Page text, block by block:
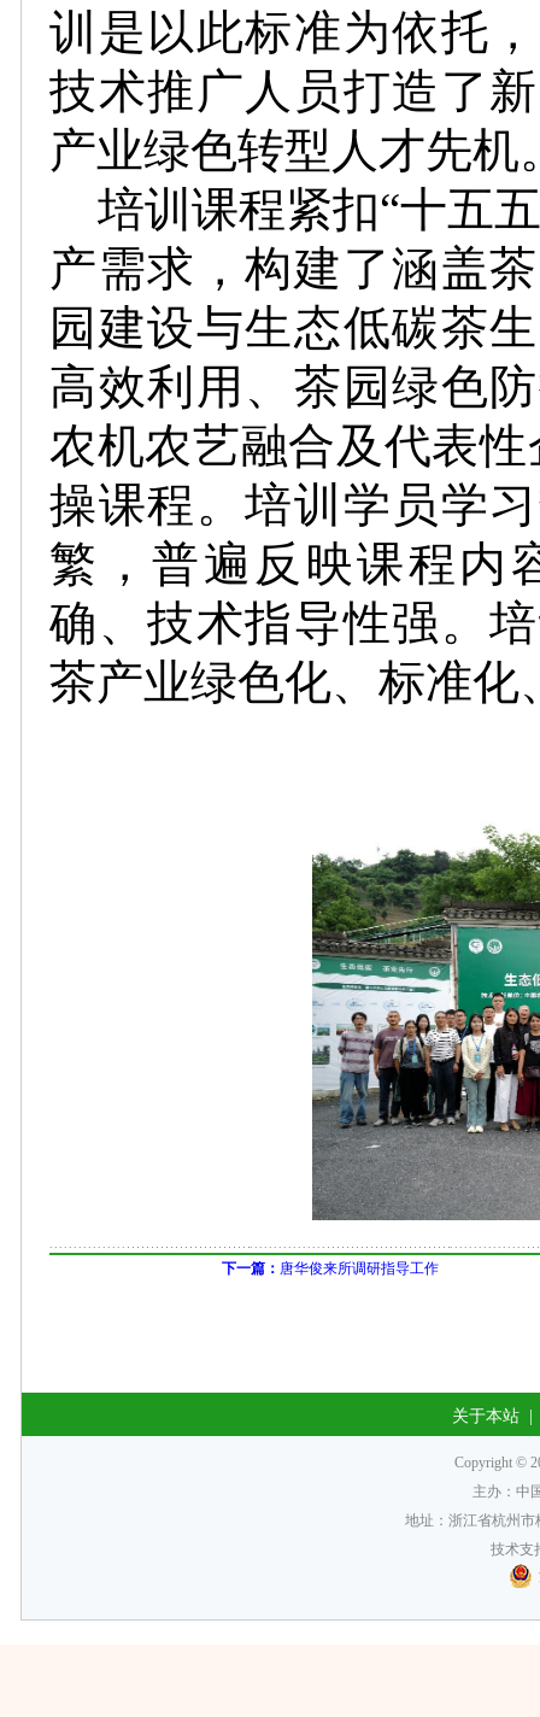
训是以此标准为依托
技术推广人员打造了
产业绿色转型人才先机
培训课程紧扣“十五
产需求，构建了涵盖
园建设与生态低碳茶
高效利用、茶园绿色
农机农艺融合及代表
操课程。培训学员学
繁，普遍反映课程内
确、技术指导性强。
茶产业绿色化、标准
下一篇： 唐华俊来所调研指导工作
关于本站
Copyright ©
主办：中
地址：浙江省杭州
技术支